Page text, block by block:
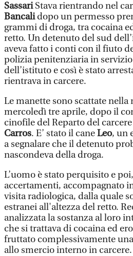
SassariStava rientrando nel
Bancalidopo un permesso
grammi di droga, tra cocaina
retto. Un detenuto del sud
aveva fatto i conti con il fiuto
polizia penitenziaria in servizio
dell’istituto e così è stato
rientrava in carcere.
Le manette sono scattate
mercoledì tre aprile, dopo il
cinofile del Reparto del
Carros. E’ stato il caneLeo, un
a segnalare che il detenuto
nascondeva della droga.
L’uomo è stato perquisito e
accertamenti, accompagnato
visita radiologica, dalla quale
estranei all'altezza del retto.
analizzata la sostanza al loro
che si trattava di cocaina ed
fruttato complessivamente
allo smercio interno in carcere.